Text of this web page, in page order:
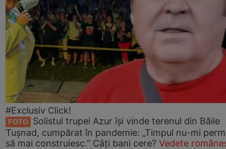
#Exclusiv Click!
FOTO
Solistul trupei Azur își vinde terenul din Băile
Tușnad, cumpărat în pandemie: „Timpul nu-mi
să mai construiesc.” Câți bani cere? Vedete